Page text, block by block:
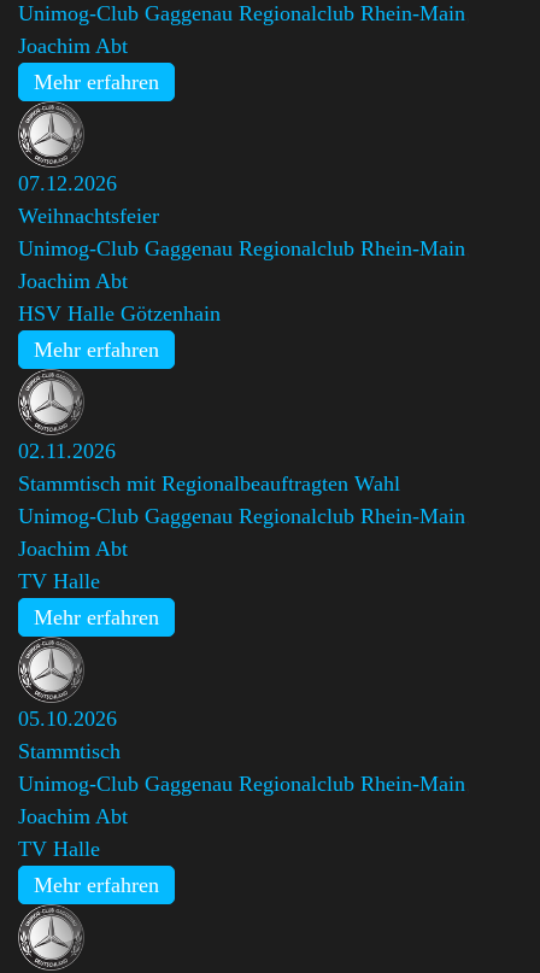
Unimog-Club Gaggenau Regionalclub Rhein-Main
Joachim Abt
Mehr erfahren
07.12.2026
Weihnachtsfeier
Unimog-Club Gaggenau Regionalclub Rhein-Main
Joachim Abt
HSV Halle Götzenhain
Mehr erfahren
02.11.2026
Stammtisch mit Regionalbeauftragten Wahl
Unimog-Club Gaggenau Regionalclub Rhein-Main
Joachim Abt
TV Halle
Mehr erfahren
05.10.2026
Stammtisch
Unimog-Club Gaggenau Regionalclub Rhein-Main
Joachim Abt
TV Halle
Mehr erfahren